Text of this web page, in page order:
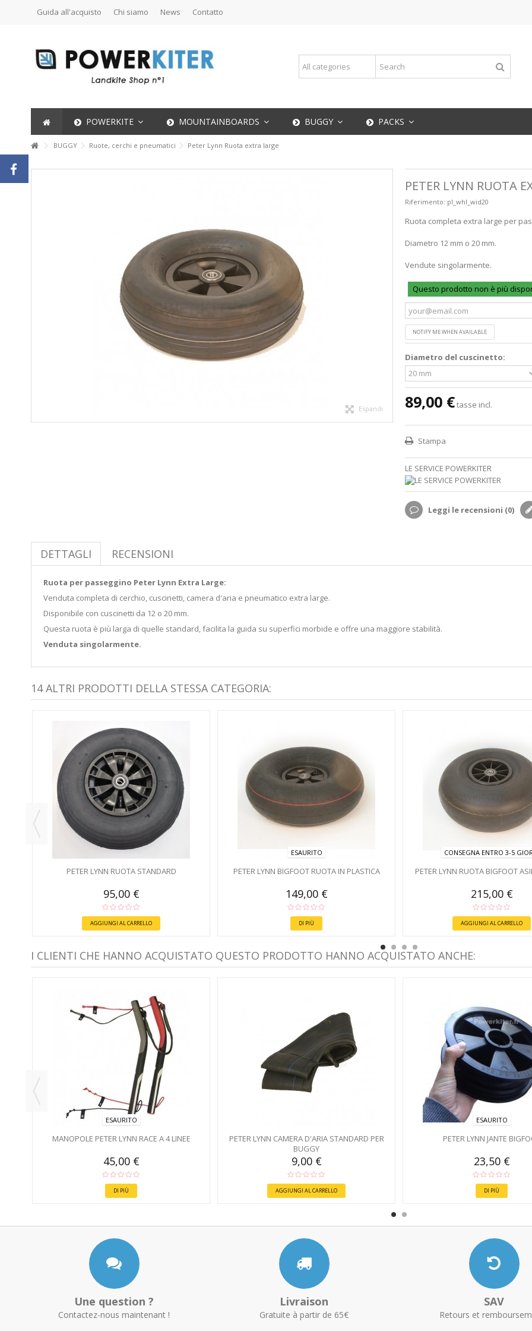
Guida all'acquisto Chi siamo News Contatto
POWERKITE MOUNTAINBOARDS BUGGY PACKS
BUGGY Ruote, cerchi e pneumatici Peter Lynn Ruota extra large
Espandi
PETER LYNN RUOTA
Riferimento: pl_whl_wid20
Ruota completa extra large per
Diametro 12 mm o 20 mm.
Vendute singolarmente.
Questo prodotto non è più
NOTIFY ME WHEN AVAILABLE
Diametro del cuscinetto:
89,00 €tasse incl.
Stampa
LE SERVICE POWERKITER
Leggi le recensioni (0)
DETTAGLI RECENSIONI
Ruota per passeggino Peter Lynn Extra Large:
Venduta completa di cerchio, cuscinetti, camera d'aria e pneumatico extra large.
Disponibile con cuscinetti da 12 o 20 mm.
Questa ruota è più larga di quelle standard, facilita la guida su superfici morbide e offre una maggiore stabilità.
Venduta singolarmente.
14 ALTRI PRODOTTI DELLA STESSA CATEGORIA:
PETER LYNN RUOTA STANDARD
95,00 €
AGGIUNGI AL CARRELLO
ESAURITO
PETER LYNN BIGFOOT RUOTA IN PLASTICA
149,00 €
DI PIÙ
CONSEGNA ENTRO 3-5
PETER LYNN RUOTA BIGFOOT
215,00 €
AGGIUNGI AL CARRELLO
I CLIENTI CHE HANNO ACQUISTATO QUESTO PRODOTTO HANNO ACQUISTATO ANCHE:
ESAURITO
MANOPOLE PETER LYNN RACE A 4 LINEE
45,00 €
DI PIÙ
PETER LYNN CAMERA D'ARIA STANDARD PER
BUGGY
9,00 €
AGGIUNGI AL CARRELLO
ESAURITO
PETER LYNN JANTE
23,50 €
DI PIÙ
Une question ?
Contactez-nous maintenant !
Livraison
Gratuite à partir de 65€
SAV
Retours et